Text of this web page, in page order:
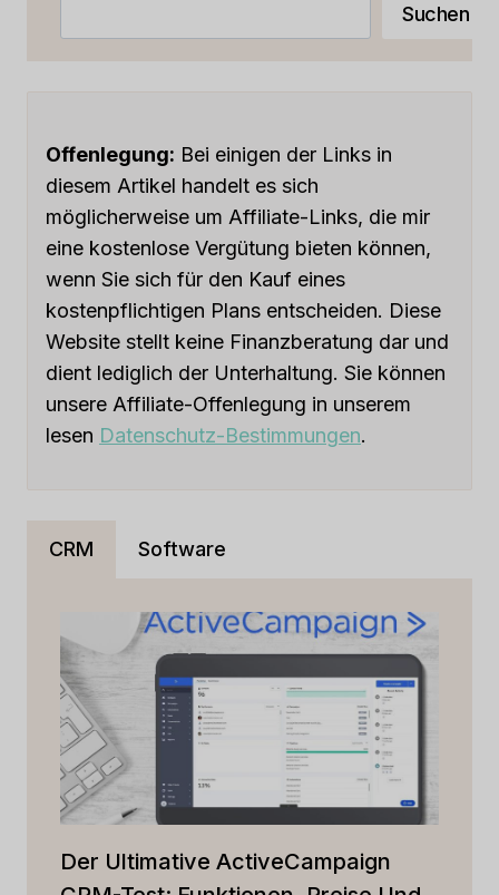
Suchen
Offenlegung: Bei einigen der Links in
diesem Artikel handelt es sich
möglicherweise um Affiliate-Links, die mir
eine kostenlose Vergütung bieten können,
wenn Sie sich für den Kauf eines
kostenpflichtigen Plans entscheiden. Diese
Website stellt keine Finanzberatung dar und
dient lediglich der Unterhaltung. Sie können
unsere Affiliate-Offenlegung in unserem
lesen Datenschutz-Bestimmungen.
CRM Software
Der Ultimative ActiveCampaign